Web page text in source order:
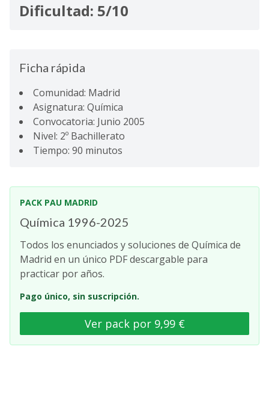
Dificultad: 5/10
Ficha rápida
Comunidad: Madrid
Asignatura: Química
Convocatoria: Junio 2005
Nivel: 2º Bachillerato
Tiempo: 90 minutos
PACK PAU MADRID
Química 1996-2025
Todos los enunciados y soluciones de Química de
Madrid en un único PDF descargable para
practicar por años.
Pago único, sin suscripción.
Ver pack por 9,99 €